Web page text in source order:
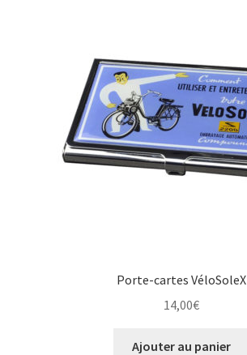
Porte-cartes VéloSoleX
14,00€
Ajouter au panier